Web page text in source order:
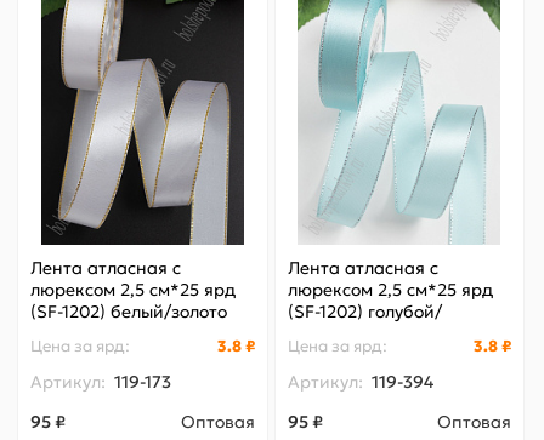
Лента атласная с
люрексом 2,5 см*25 ярд
(SF-1202) белый/золото
Цена за ярд: 3.8 ₽
Артикул: 119-173
95 ₽
Оптовая
Лента атласная с
люрексом 2,5 см*25 ярд
(SF-1202) голубой/
Цена за ярд: 3.8 ₽
Артикул: 119-394
95 ₽
Оптовая